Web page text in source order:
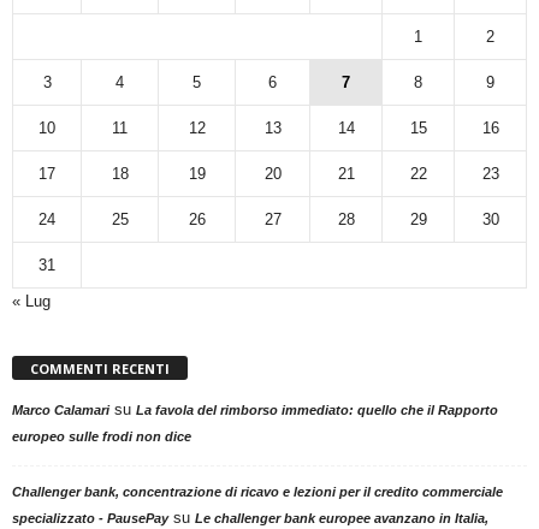
1 2
3 4 5 6 7 8 9
10 11 12 13 14 15 16
17 18 19 20 21 22 23
24 25 26 27 28 29 30
31
« Lug
COMMENTI RECENTI
Marco Calamarisu La favola del rimborso immediato: quello che il Rapporto
europeo sulle frodi non dice
Challenger bank, concentrazione di ricavo e lezioni per il credito commerciale
specializzato - PausePaysu Le challenger bank europee avanzano in Italia,